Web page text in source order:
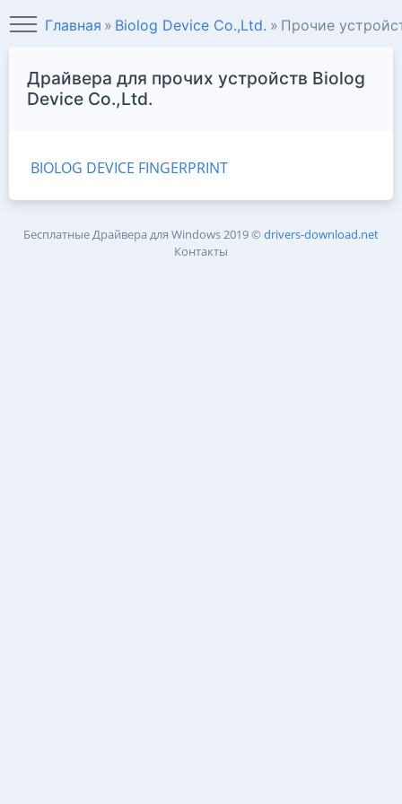
Главная Biolog Device Co.,Ltd. Прочие
Драйвера для прочих устройств Biolog
Device Co.,Ltd.
BIOLOG DEVICE FINGERPRINT
Бесплатные Драйвера для Windows 2019 © drivers-download.net
Контакты